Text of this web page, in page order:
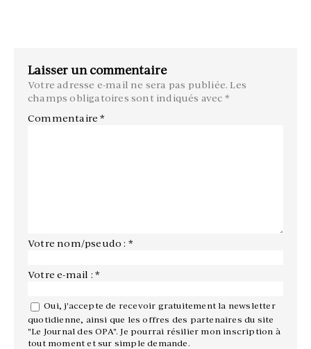
Laisser un commentaire
Votre adresse e-mail ne sera pas publiée. Les
champs obligatoires sont indiqués avec *
Commentaire*
Votre nom/pseudo : *
Votre e-mail : *
Oui, j'accepte de recevoir gratuitement la newsletter
quotidienne, ainsi que les offres des partenaires du site
"Le Journal des OPA". Je pourrai résilier mon inscription à
tout moment et sur simple demande.